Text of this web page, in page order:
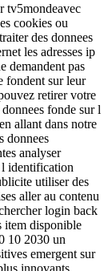
tv5mondeavec
cookies ou
des donnees
les adresses ip
demandent pas
fondent sur leur
retirer votre
fonde sur l
allant dans notre
donnees
analyser
l identification
utiliser des
aller au contenu
login back
item disponible
10 2030 un
emergent sur
innovants